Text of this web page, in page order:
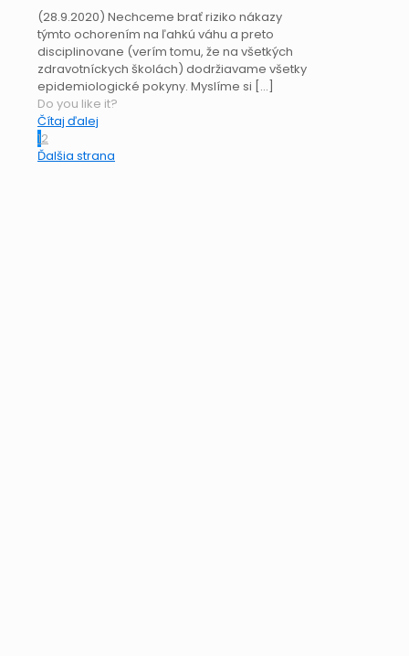
(28.9.2020) Nechceme brať riziko nákazy
týmto ochorením na ľahkú váhu a preto
disciplinovane (verím tomu, že na všetkých
zdravotníckych školách) dodržiavame všetky
epidemiologické pokyny. Myslíme si […]
Do you like it?
Čítaj ďalej
12
Ďalšia strana